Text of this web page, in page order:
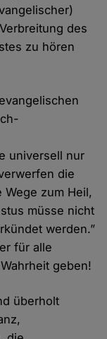
des
zu hören
universell nur
die
zum Heil,
müsse nicht
werden.”
für alle
geben!
überholt